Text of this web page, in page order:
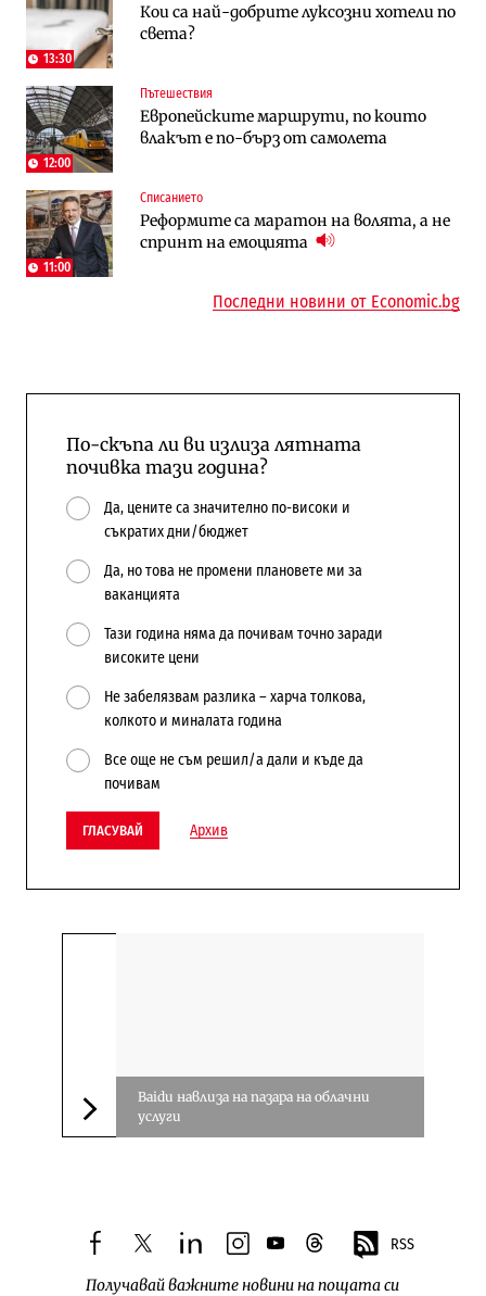
13:30
Кои са най-добрите луксозни хотели по
света?
12:00
Пътешествия
Европейските маршрути, по които
влакът е по-бърз от самолета
11:00
Списанието
Реформите са маратон на волята, а не
спринт на емоцията
„Ендуросат“ ще строи огромен
космически и отбранителен център в
Енергетика
Държавният ТЕЦ „Марица изток 2“
работи с 5 блока
Енергетика
АЕЦ „Козлодуй“ ще работи само още
няколко седмици, ако сушата продължи
Държавният ТЕЦ „Марица изток 2“
работи с 5 блока
Компании
„Ендуросат“ ще строи огромен
космически и отбранителен център в
Регулации
Лекарствата за редки болести
попадат в капан на обществените
Последни новини от Economic.bg
По-скъпа ли ви излиза лятната
почивка тази година?
Да, цените са значително по-високи и
съкратих дни/бюджет
Да, но това не промени плановете ми за
ваканцията
Тази година няма да почивам точно заради
високите цени
Не забелязвам разлика – харча толкова,
колкото и миналата година
Все още не съм решил/а дали и къде да
почивам
ГЛАСУВАЙ Архив
Следваща новина
Baidu навлиза на пазара на облачни
услуги
facebooktwitterlinkedininstagram
youtubethreads RSS
Получавай важните новини на пощата си